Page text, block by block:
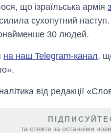
що ізраїльська армія
сухопутний
30 людей.
на наш Telegram-канал,
від редакції
та стежте за останніми